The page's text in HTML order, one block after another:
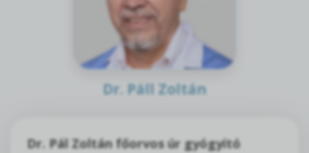
Dr. Páll Zoltán
Dr. Pál Zoltán főorvos úr gyógyító